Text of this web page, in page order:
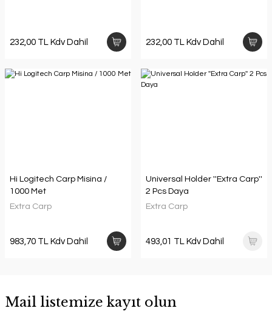
232,00 TL Kdv Dahil 232,00 TL Kdv Dahil
Hi Logitech Carp Misina /
1000 Met
Extra Carp
983,70 TL Kdv Dahil
Universal Holder ''Extra Carp''
2 Pcs Daya
Extra Carp
493,01 TL Kdv Dahil
Mail listemize kayıt olun